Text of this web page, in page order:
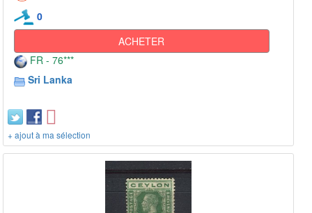
0
ACHETER
FR - 76***
Sri Lanka
+ ajout à ma sélection